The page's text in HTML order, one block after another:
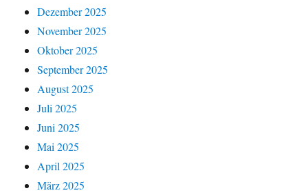
Dezember 2025
November 2025
Oktober 2025
September 2025
August 2025
Juli 2025
Juni 2025
Mai 2025
April 2025
März 2025